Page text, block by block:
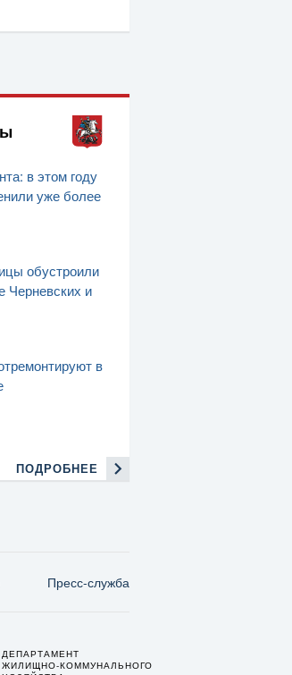
в этом году
уже более
обустроили
Черневских и
в
ПОДРОБНЕЕ
Пресс-служба
ДЕПАРТАМЕНТ
ЖИЛИЩНО-КОММУНАЛЬНОГО